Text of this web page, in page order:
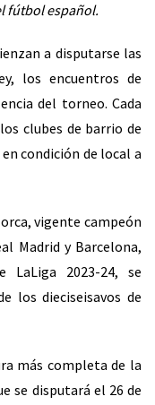
fútbol español.
a disputarse las
los encuentros de
del torneo. Cada
clubes de barrio de
condición de local a
vigente campeón
Madrid y Barcelona,
LaLiga 2023-24, se
los dieciseisavos de
más completa de la
se disputará el 26 de